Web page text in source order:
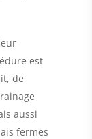
est
de
aussi
fermes